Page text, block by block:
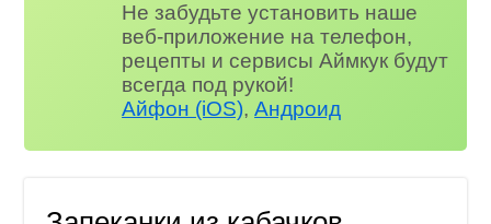
Не забудьте установить наше
веб-приложение на телефон,
рецепты и сервисы Аймкук будут
всегда под рукой!
Айфон (iOS),Андроид